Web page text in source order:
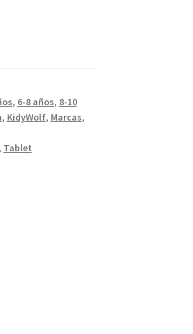
, 6-8 años, 8-10
, KidyWolf, Marcas,
Tablet